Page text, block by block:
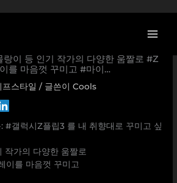
랑이 등 인기 작가의 다양한 움짤로 #Z
를 마음껏 꾸미고 #마이…
프스타일 / 글쓴이Cools
#갤럭시Z플립3 를 내 취향대로 꾸미고 싶
작가의 다양한 움짤로
이를 마음껏 꾸미고